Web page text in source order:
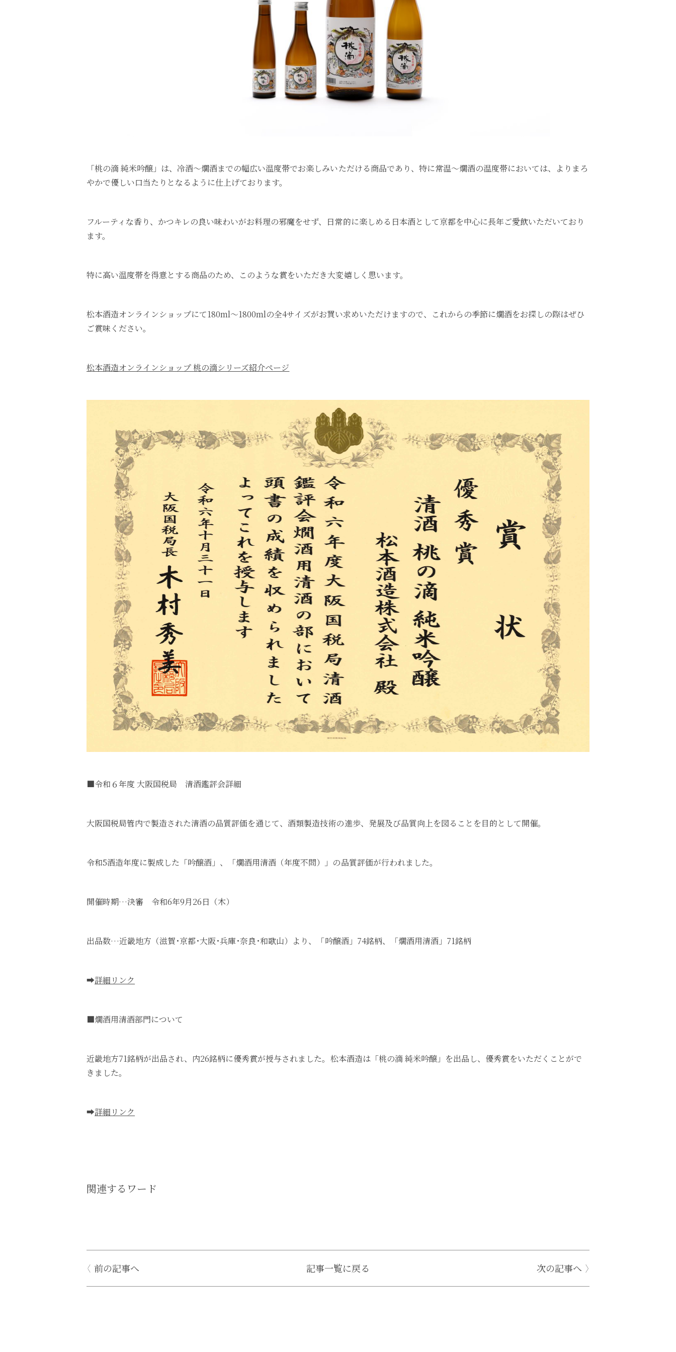
「桃の滴 純米吟醸」は、冷酒～燗酒までの幅広い温度帯でお楽しみいただける商品であり、特に常温～燗酒の温度帯においては、よりまろ
やかで優しい口当たりとなるように仕上げております。
フルーティな香り、かつキレの良い味わいがお料理の邪魔をせず、日常的に楽しめる日本酒として京都を中心に長年ご愛飲いただいており
ます。
特に高い温度帯を得意とする商品のため、このような賞をいただき大変嬉しく思います。
松本酒造オンラインショップにて180ml～1800mlの全4サイズがお買い求めいただけますので、これからの季節に燗酒をお探しの際はぜひ
ご賞味ください。
松本酒造オンラインショップ 桃の滴シリーズ紹介ページ
■令和６年度 大阪国税局 清酒鑑評会詳細
大阪国税局管内で製造された清酒の品質評価を通じて、酒類製造技術の進歩、発展及び品質向上を図ることを目的として開催。
令和5酒造年度に製成した「吟醸酒」、「燗酒用清酒（年度不問）」の品質評価が行われました。
開催時期…決審 令和6年9月26日（木）
出品数…近畿地方（滋賀･京都･大阪･兵庫･奈良･和歌山）より、「吟醸酒」74銘柄、「燗酒用清酒」71銘柄
➡詳細リンク
■燗酒用清酒部門について
近畿地方71銘柄が出品され、内26銘柄に優秀賞が授与されました。松本酒造は「桃の滴 純米吟醸」を出品し、優秀賞をいただくことがで
きました。
➡詳細リンク
関連するワード
前の記事へ 記事一覧に戻る 次の記事へ